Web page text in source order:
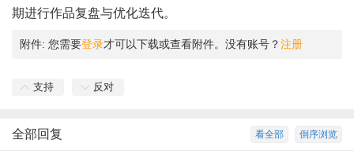
期进行作品复盘与优化迭代。
附件: 您需要登录才可以下载或查看附件。没有账号？注册
支持 反对
倒序浏览
看全部
全部回复